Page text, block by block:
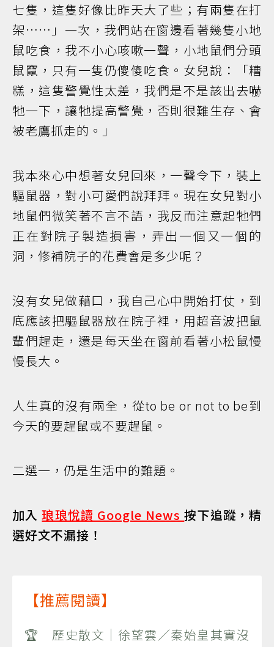
七隻，這隻好像比昨天大了些；有兩隻在打
架……」一次，我們站在窗邊看著幾隻小地
鼠吃食，我不小心咳嗽一聲，小地鼠們分頭
鼠竄，只有一隻仍傻傻吃食。女兒說：「糟
糕，這隻警覺性太差，我們是不是該出去嚇
牠一下，讓牠提高警覺，否則很難生存、會
被老鷹抓走的。」
我本來心中想著女兒回來，一聲令下，裝上
驅鼠器，對小可愛們說拜拜。現在女兒對小
地鼠們微笑著不言不語，我反而注意起牠們
正在對院子製造損害，弄出一個又一個的
洞，修補院子的花費會是多少呢？
沒有女兒做藉口，我自己心中開始打仗，到
底應該把驅鼠器放在院子裡，用超音波把鼠
輩們趕走，還是每天坐在窗前看著小松鼠慢
慢長大。
人生真的沒有兩全，從to be or not to be到
今天的要趕鼠或不要趕鼠。
二選一，仍是生活中的難題。
加入琅琅悅讀 Google News按下追蹤，精
選好文不漏接！
【推薦閱讀】
🏆 歷史散文｜徐望雲／秦始皇其實沒